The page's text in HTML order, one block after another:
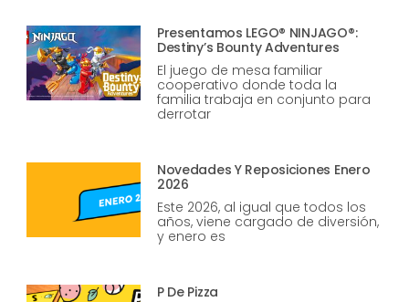
Presentamos LEGO® NINJAGO®:
Destiny’s Bounty Adventures
El juego de mesa familiar
cooperativo donde toda la
familia trabaja en conjunto para
derrotar
Novedades Y Reposiciones Enero
2026
Este 2026, al igual que todos los
años, viene cargado de diversión,
y enero es
P De Pizza